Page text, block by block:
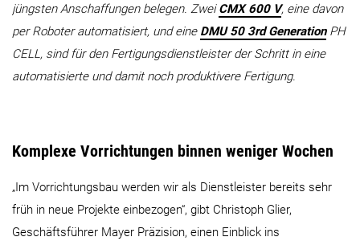
jüngsten Anschaffungen belegen. ZweiCMX 600 V, eine davon
per Roboter automatisiert, und eine DMU 50 3rd GenerationPH
CELL, sind für den Fertigungsdienstleister der Schritt in eine
automatisierte und damit noch produktivere Fertigung.
Komplexe Vorrichtungen binnen weniger Wochen
„Im Vorrichtungsbau werden wir als Dienstleister bereits sehr
früh in neue Projekte einbezogen“, gibt Christoph Glier,
Geschäftsführer Mayer Präzision, einen Einblick ins